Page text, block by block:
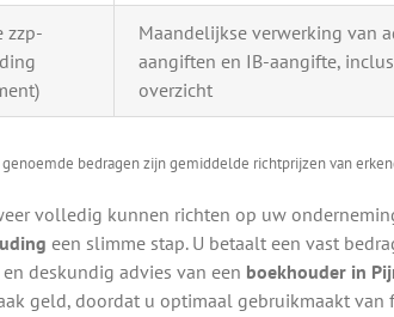
zzp-
Maandelijkse verwerking van
aangiften en IB-aangifte,
overzicht
bedragen zijn gemiddelde richtprijzen van
volledig kunnen richten op uw
een slimme stap. U betaalt een vast
deskundig advies van een boekhouder in
geld, doordat u optimaal gebruikmaakt van